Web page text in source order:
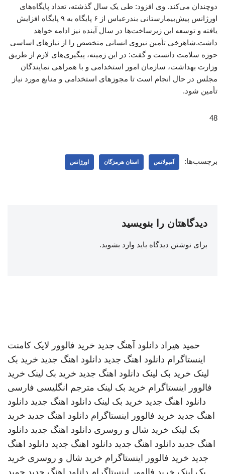
دوچندان می‌کند. وی افزود: طی یک سال گذشته، تعداد پایگاه‌های
اورژانس پیش‌بیمارستانی بندرعباس از ۶ پایگاه به ۹ پایگاه افزایش
یافته و توسعه این زیرساخت‌ها در سال آینده نیز ادامه خواهد
داشت.شاهرخی تأمین نیروی انسانی متخصص را از نیازهای اساسی
حوزه سلامت دانست و گفت: در این زمینه، پیگیری‌های لازم از طریق
وزارت بهداشت، سازمان امور استخدامی و با همراهی نمایندگان
مجلس در حال انجام است تا مجوزهای استخدامی و منابع مورد نیاز
تأمین شود.
48
برچسب‌ها: آمبولانس استان هرمزگان اورژانس
دیدگاهتان را بنویسید
برای نوشتن دیدگاه باید وارد بشوید.
حمید هیراد دانلود آهنگ جدید خرید فالوور لایک کامنت
اینستاگرام دانلود اهنگ جدید دانلود اهنگ جدید خرید بک
لینک خرید بک لینک دانلود اهنگ جدید خرید بک لینک خرید
فالوور اینستاگرام خرید بک لینک مترجم انگلیسی فارسی
دانلود اهنگ جدید خرید بک لینک دانلود اهنگ جدید دانلود
اهنگ جدید خرید فالوور اینستاگرام دانلود اهنگ جدید خرید
بک لینک خرید شال و روسری دانلود اهنگ جدید دانلود
اهنگ جدید دانلود اهنگ جدید دانلود اهنگ جدید دانلود اهنگ
جدید خرید فالوور اینستاگرام خرید شال و روسری خرید